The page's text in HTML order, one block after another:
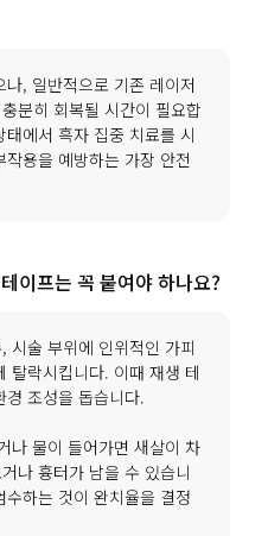
, 일반적으로 기존 레이저
분히 회복될 시간이 필요합
에서 흑자 집중 치료를 시
용을 예방하는 가장 안전
이프는 꼭 붙여야 하나요?
시술 부위에 인위적인 가피
탈락시킵니다. 이때 재생 테
조성을 돕습니다.
나 물이 들어가면 새살이 차
나 흉터가 남을 수 있습니
하는 것이 완치율을 결정